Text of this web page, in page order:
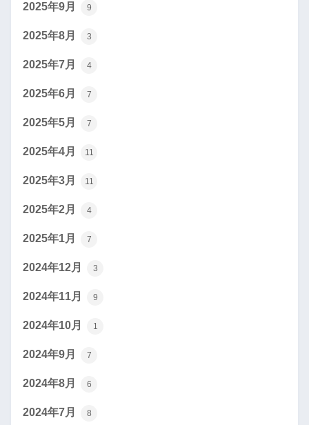
2025年9月 9
2025年8月 3
2025年7月 4
2025年6月 7
2025年5月 7
2025年4月 11
2025年3月 11
2025年2月 4
2025年1月 7
2024年12月 3
2024年11月 9
2024年10月 1
2024年9月 7
2024年8月 6
2024年7月 8